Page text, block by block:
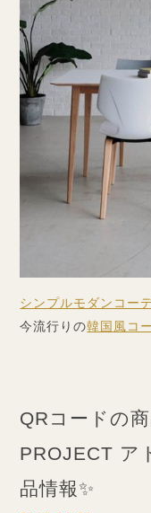
シンプルモダンコー
今流行りの韓国風コ
QRコードの
PROJECT ア
品情報✨